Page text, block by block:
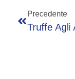
Precedente